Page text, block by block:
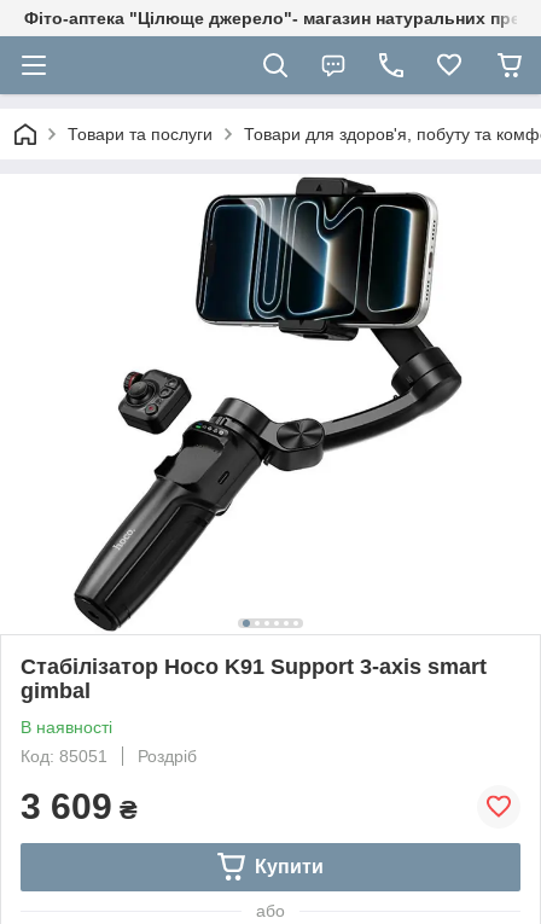
Фіто-аптека "Цілюще джерело"- магазин натуральних
Товари та послуги Товари для здоров'я, побуту та
Стабілізатор Hoco K91 Support 3-axis smart
gimbal
В наявності
Код: 85051
Роздріб
3 609 ₴
Купити
або